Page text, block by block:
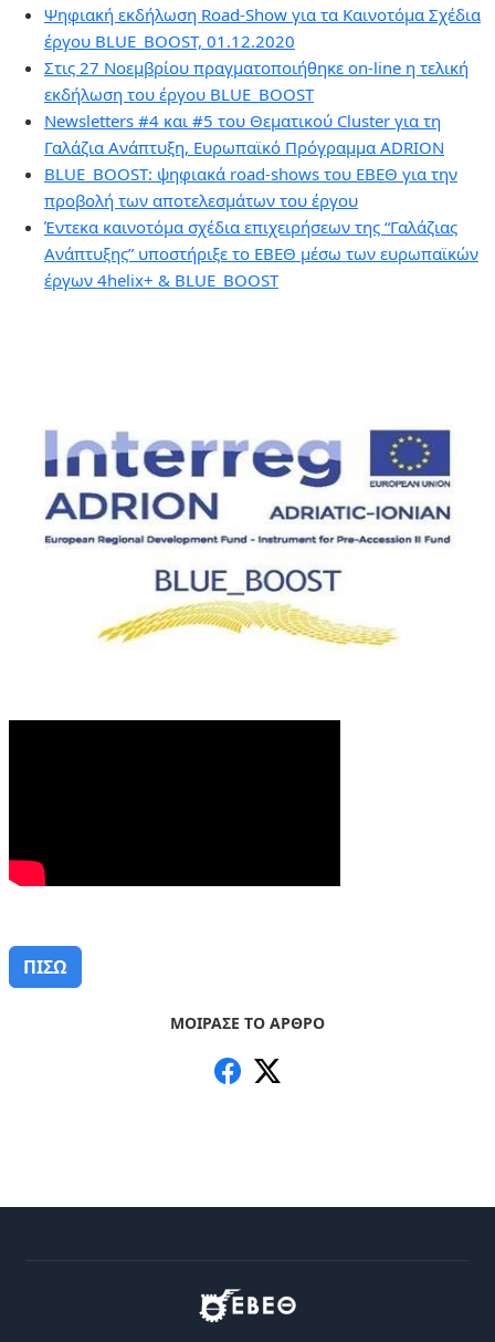
ΜΟΙΡΑΣΕ ΤΟ ΑΡΘΡΟ
Ψηφιακή εκδήλωση Road-Show για τα Καινοτόμα Σχέδια
έργου BLUE_BOOST, 01.12.2020
Στις 27 Νοεμβρίου πραγματοποιήθηκε on-line η τελική
εκδήλωση του έργου BLUE_BOOST
Newsletters #4 και #5 του Θεματικού Cluster για τη
Γαλάζια Ανάπτυξη, Ευρωπαϊκό Πρόγραμμα ADRION
BLUE_BOOST: ψηφιακά road-shows του ΕΒΕΘ για την
προβολή των αποτελεσμάτων του έργου
Έντεκα καινοτόμα σχέδια επιχειρήσεων της “Γαλάζιας
Ανάπτυξης” υποστήριξε το ΕΒΕΘ μέσω των ευρωπαϊκών
έργων 4helix+ & BLUE_BOOST
ΠΙΣΩ